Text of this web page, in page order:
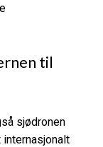
til
sjødronen